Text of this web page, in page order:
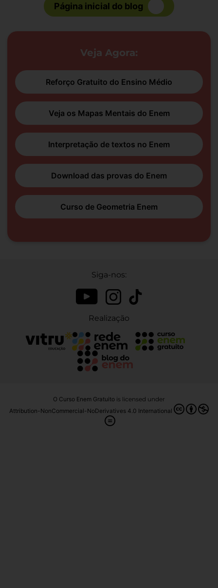
Página inicial do blog
Veja Agora:
Reforço Gratuito do Ensino Médio
Veja os Mapas Mentais do Enem
Interpretação de textos no Enem
Download das provas do Enem
Curso de Geometria Enem
Siga-nos:
Realização
O Curso Enem Gratuito is licensed under
Attribution-NonCommercial-NoDerivatives 4.0 International